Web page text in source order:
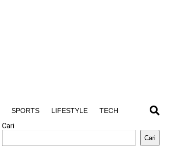
SPORTS LIFESTYLE TECH
Cari
Cari